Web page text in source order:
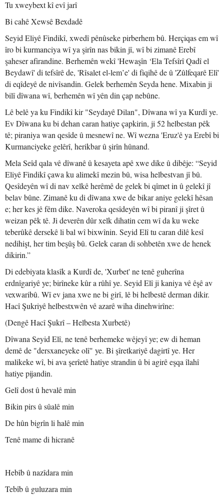
Tu xweybext kî evî jarî
Bi cahê Xewsê Bexdadê
Seyid Eliyê Findikî, xwedî pênûseke pirberhem bû. Herçiqas em wî
îro bi kurmanciya wî ya şirîn nas bikin jî, wî bi zimanê Erebî
şaheser afirandine. Berhemên wekî 'Hewaşîn ‘Ela Tefsîrî Qadî el
Beydawî' di tefsîrê de, 'Rîsalet el-lem’e' di fiqihê de û 'Zûlfeqarê Elî'
di eqîdeyê de nivîsandin. Gelek berhemên Seyda hene. Mixabin ji
bilî dîwana wî, berhemên wî yên din çap nebûne.
Lê belê ya ku Findikî kir "Seydayê Dilan", Dîwana wî ya Kurdî ye.
Ev Dîwana ku bi dehan caran hatiye çapkirin, ji 52 helbestan pêk
tê; piraniya wan qesîde û mesnewî ne. Wî wezna 'Eruz'ê ya Erebî bi
Kurmanciyeke gelêrî, herikbar û şirîn hûnand.
Mela Seîd qala vê dîwanê û kesayeta apê xwe dike û dibêje: “Seyid
Eliyê Findikî çawa ku alimekî mezin bû, wisa helbestvan jî bû.
Qesîdeyên wî di nav xelkê herêmê de gelek bi qîmet in û gelekî jî
belav bûne. Zimanê ku di dîwana xwe de bikar aniye gelekî hêsan
e; her kes jê fêm dike. Naveroka qesîdeyên wî bi piranî ji şîret û
weizan pêk tê. Ji deverên dûr xelk dihatin cem wî da ku weke
teberûkê dersekê li bal wî bixwînin. Seyid Elî tu caran dilê kesî
nedihişt, her tim beşûş bû. Gelek caran di sohbetên xwe de henek
dikirin.”
Di edebiyata klasîk a Kurdî de, 'Xurbet' ne tenê guherîna
erdnîgariyê ye; birîneke kûr a rûhî ye. Seyid Elî ji kaniya vê êşê av
vexwaribû. Wî ev jana xwe ne bi girî, lê bi helbestê derman dikir.
Hacî Şukriyê helbestxwên vê azarê wiha dinehwirîne:
(Dengê Hacî Şukrî – Helbesta Xurbetê)
Dîwana Seyid Elî, ne tenê berhemeke wêjeyî ye; ew di heman
demê de "dersxaneyeke olî" ye. Bi şîretkariyê dagirtî ye. Her
malikeke wî, bi ava şerîetê hatiye strandin û bi agirê eşqa îlahî
hatiye pijandin.
Gelî dost û hevalê min
Bikin pirs û sûalê min
De hûn bigrîn li halê min
Tenê mame di hicranê
Hebîb û nazîdara min
Tebîb û guluzara min